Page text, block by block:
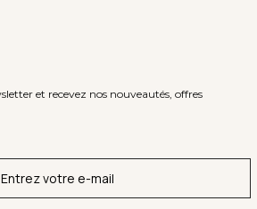
et recevez nos nouveautés, offres